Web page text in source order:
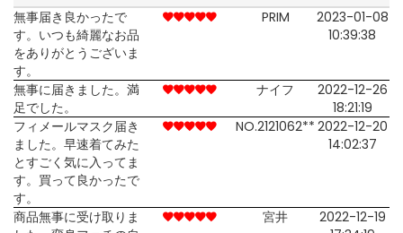
無事届き良かったで
す。いつも綺麗なお品
をありがとうございま
す。
PRIM
2023-01-08
10:39:38
無事に届きました。満
足でした。
ナイフ
2022-12-26
18:21:19
フィメールマスク届き
ました。早速着てみた
とすごく気に入ってま
す。買って良かったで
す。
NO.2121062** 2022-12-20
14:02:37
商品無事に受け取りま
宮井
2022-12-19